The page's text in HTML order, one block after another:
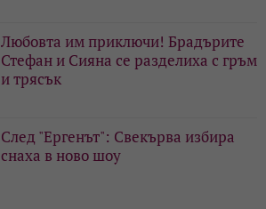
Любовта им приключи! Брадърите
Стефан и Сияна се разделиха с гръм
и трясък
След "Ергенът": Свекърва избира
снаха в ново шоу